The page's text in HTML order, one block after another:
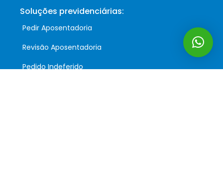
Soluções previdenciárias:
Pedir Aposentadoria
Revisão Aposentadoria
Pedido Indeferido